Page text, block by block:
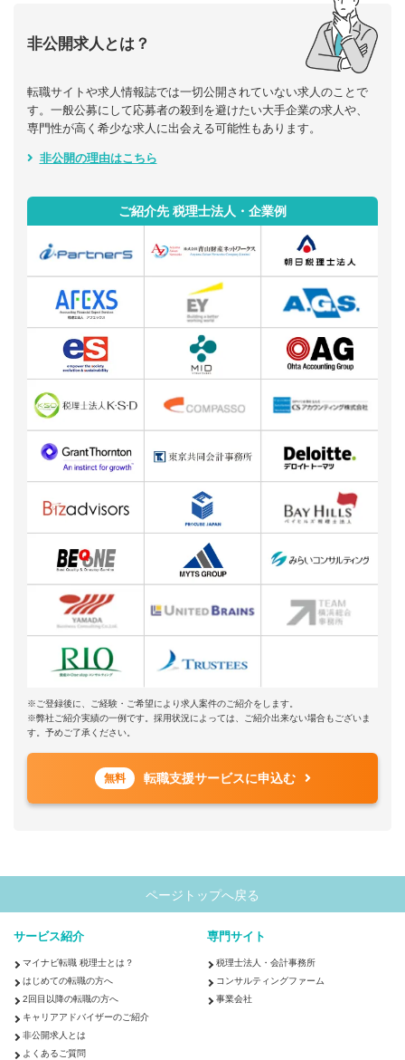
非公開求人とは？
転職サイトや求人情報誌では一切公開されていない求人のことで
す。一般公募にして応募者の殺到を避けたい大手企業の求人や、
専門性が高く希少な求人に出会える可能性もあります。
非公開の理由はこちら
ご紹介先 税理士法人・企業例
※ご登録後に、ご経験・ご希望により求人案件のご紹介をします。
※弊社ご紹介実績の一例です。採用状況によっては、ご紹介出来ない場合もございま
す。予めご了承ください。
無料 転職支援サービスに申込む
ページトップへ戻る
サービス紹介
マイナビ転職 税理士とは？
はじめての転職の方へ
2回目以降の転職の方へ
キャリアアドバイザーのご紹介
非公開求人とは
よくあるご質問
専門サイト
税理士法人・会計事務所
コンサルティングファーム
事業会社